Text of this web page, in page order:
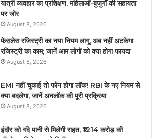
यात्री व्यवहार का प्रशिक्षण, महिलाओं-बुजुर्गों की सहायता
पर जोर
August 8, 2026
फेसलेस रजिस्ट्री का नया नियम लागू, अब नहीं अटकेगा
रजिस्ट्री का काम; जानें आम लोगों को क्या होगा फायदा
August 8, 2026
EMI नहीं चुकाई तो फोन होगा लॉक! RBI के नए नियम से
क्या बदलेगा, जानें अनलॉक की पूरी प्रक्रिया
August 8, 2026
इंदौर को गंदे पानी से मिलेगी राहत, ₹1214 करोड़ की